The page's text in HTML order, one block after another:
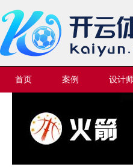
首页 案例 设计师